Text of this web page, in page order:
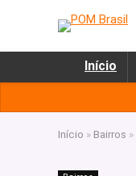
Início
Início » Bairros »